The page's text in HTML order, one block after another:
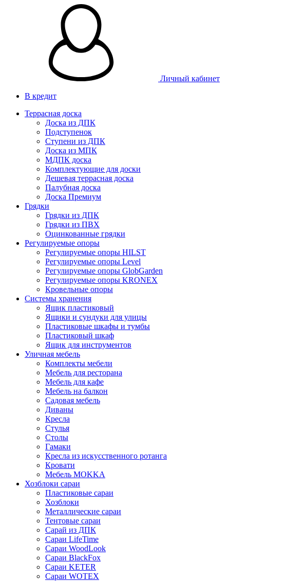
Личный кабинет
В кредит
Террасная доска
Доска из ДПК
Подступенок
Ступени из ДПК
Доска из МПК
МДПК доска
Комплектующие для доски
Дешевая террасная доска
Палубная доска
Доска Премиум
Грядки
Грядки из ДПК
Грядки из ПВХ
Оцинкованные грядки
Регулируемые опоры
Регулируемые опоры HILST
Регулируемые опоры Level
Регулируемые опоры GlobGarden
Регулируемые опоры KRONEX
Кровельные опоры
Системы хранения
Ящик пластиковый
Ящики и сундуки для улицы
Пластиковые шкафы и тумбы
Пластиковый шкаф
Ящик для инструментов
Уличная мебель
Комплекты мебели
Мебель для ресторана
Мебель для кафе
Мебель на балкон
Садовая мебель
Диваны
Кресла
Стулья
Столы
Гамаки
Кресла из искусственного ротанга
Кровати
Мебель MOKKA
Хозблоки сараи
Пластиковые сараи
Хозблоки
Металлические сараи
Тентовые сараи
Сарай из ДПК
Cараи LifeTime
Cараи WoodLook
Сараи BlackFox
Сараи KETER
Сараи WOTEX